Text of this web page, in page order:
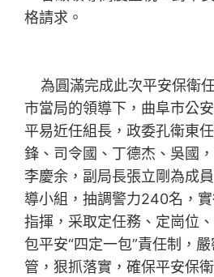
格請求。
為圓滿完成此次平安保衛
市當局的領導下，曲阜市公
平易近任組長，政委孔衛東
鋒、司令國、丁德杰、吳國
李慶余，副局長張立剛為成
導小組，抽調警力240名，
指揮，采取定任務、定崗位
包平安“四定一包”責任制，
管，狠抓落實，確保平安保